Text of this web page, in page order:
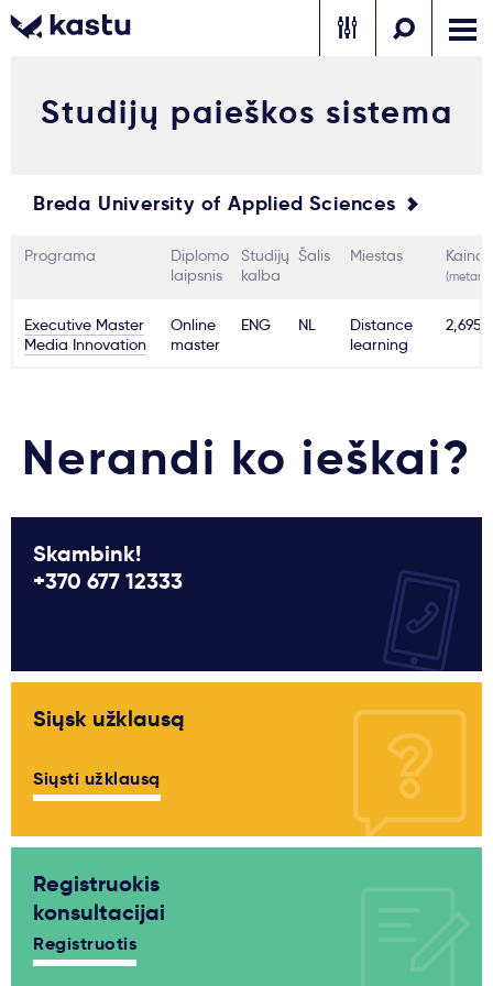
Skambink
Nemokamos
Kontaktai
Kaip įstoti?
Svarbu
Paslaugos
Naujienos
Studijų paieškos sistema
Breda University of Applied Sciences
Programa
Diplomo
laipsnis
Studijų
kalba
Šalis Miestas Kaina
Executive Master
Media Innovation
Online
master
ENG NL
Distance
learning
2,695€
Nerandi ko ieškai?
Skambink!
+370 677 12333
Siųsk užklausą
Siųsti užklausą
Registruokis
konsultacijai
Registruotis